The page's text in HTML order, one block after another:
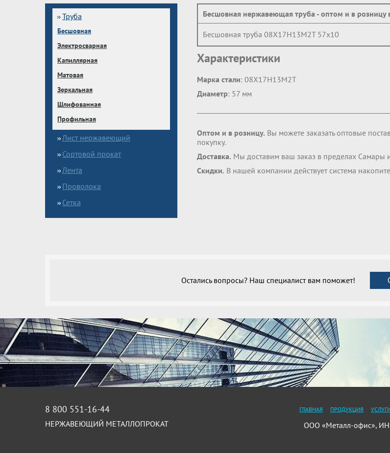
Труба
Бесшовная
Электросварная
Капиллярная
Матовая
Зеркальная
Шлифованная
Профильная
Лист нержавеющий
Сортовой прокат
Лента
Проволока
Сетка
Бесшовная нержавеющая труба - оптом и в розницу
Бесшовная труба 08Х17Н13М2Т 57х10
Характеристики
Марка стали: 08Х17Н13М2Т
Диаметр: 57 мм
Оптом и в розницу. Вы можете заказать оптовые
покупку.
Доставка. Мы доставим ваш заказ в пределах
Скидки. В нашей компании действует система
Остались вопросы? Наш специалист вам поможет!
8 800 551-16-44
НЕРЖАВЕЮЩИЙ МЕТАЛЛОПРОКАТ
ГЛАВНАЯ ПРОДУКЦИЯ
ООО «Металл-офис»,